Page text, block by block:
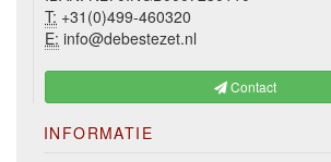
T: +31(0)499-460320
E: info@debestezet.nl
Contact
INFORMATIE